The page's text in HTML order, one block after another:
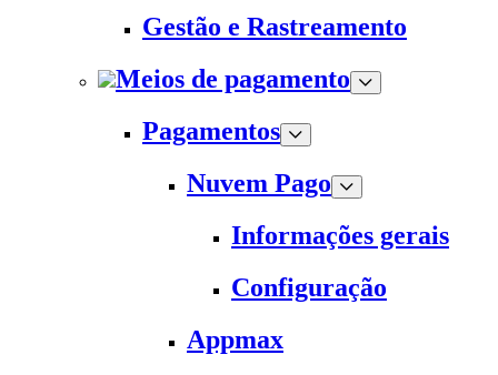
Gestão e Rastreamento
Meios de pagamento
Pagamentos
Nuvem Pago
Informações gerais
Configuração
Appmax